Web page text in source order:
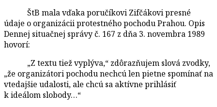
ŠtB mala vďaka poručíkovi Zifčákovi presné
údaje o organizácii protestného pochodu Prahou. Opis
Dennej situačnej správy č. 167 z dňa 3. novembra 1989
hovorí:
„Z textu tiež vyplýva,“ zdôrazňujem slová zvodky,
„že organizátori pochodu nechcú len pietne spomínať na
vtedajšie udalosti, ale chcú sa aktívne prihlásiť
k ideálom slobody…“